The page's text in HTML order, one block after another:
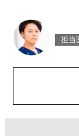
リスク、副作用：
感などが術後一時
染症、左右差、施
着、脂肪塞栓、皮
顔の脂肪吸引箇所
オプション：笑気
担当